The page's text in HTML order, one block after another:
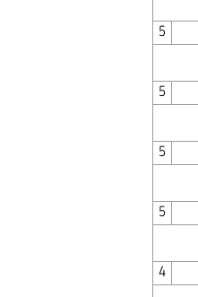
5
5
5
5
4